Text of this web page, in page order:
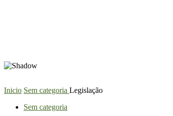
Inicio Sem categoria Legislação
Sem categoria